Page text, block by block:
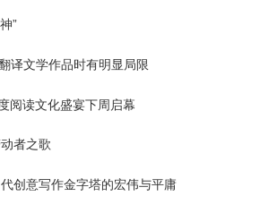
”
译文学作品时有明显局限
阅读文化盛宴下周启幕
者之歌
创意写作金字塔的宏伟与平庸